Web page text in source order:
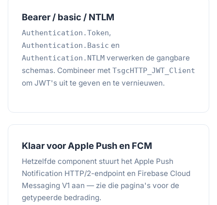
Bearer / basic / NTLM
Authentication.Token,
Authentication.Basic en
Authentication.NTLM verwerken de gangbare
schemas. Combineer met TsgcHTTP_JWT_Client
om JWT's uit te geven en te vernieuwen.
Klaar voor Apple Push en FCM
Hetzelfde component stuurt het Apple Push
Notification HTTP/2-endpoint en Firebase Cloud
Messaging V1 aan — zie die pagina's voor de
getypeerde bedrading.